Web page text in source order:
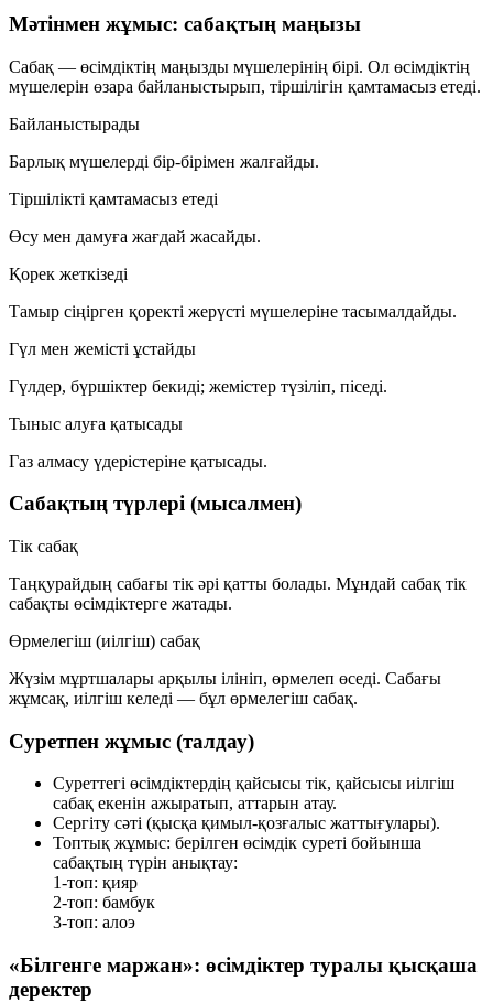
Мәтінмен жұмыс: сабақтың маңызы
Сабақ — өсімдіктің маңызды мүшелерінің бірі. Ол өсімдіктің
мүшелерін өзара байланыстырып, тіршілігін қамтамасыз етеді.
Байланыстырады
Барлық мүшелерді бір-бірімен жалғайды.
Тіршілікті қамтамасыз етеді
Өсу мен дамуға жағдай жасайды.
Қорек жеткізеді
Тамыр сіңірген қоректі жерүсті мүшелеріне тасымалдайды.
Гүл мен жемісті ұстайды
Гүлдер, бүршіктер бекиді; жемістер түзіліп, піседі.
Тыныс алуға қатысады
Газ алмасу үдерістеріне қатысады.
Сабақтың түрлері (мысалмен)
Тік сабақ
Таңқурайдың сабағы тік әрі қатты болады. Мұндай сабақ тік
сабақты өсімдіктерге жатады.
Өрмелегіш (иілгіш) сабақ
Жүзім мұртшалары арқылы ілініп, өрмелеп өседі. Сабағы
жұмсақ, иілгіш келеді — бұл өрмелегіш сабақ.
Суретпен жұмыс (талдау)
Суреттегі өсімдіктердің қайсысы тік, қайсысы иілгіш
сабақ екенін ажыратып, аттарын атау.
Сергіту сәті (қысқа қимыл-қозғалыс жаттығулары).
Топтық жұмыс: берілген өсімдік суреті бойынша
сабақтың түрін анықтау:
1-топ: қияр
2-топ: бамбук
3-топ: алоэ
«Білгенге маржан»: өсімдіктер туралы қысқаша
деректер